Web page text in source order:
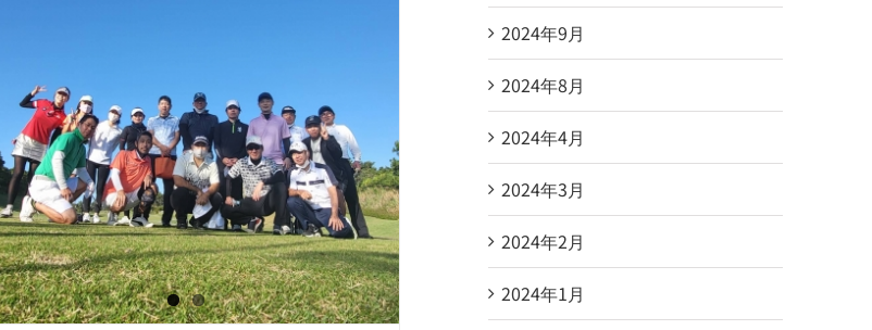
2024年9月
2024年8月
2024年4月
2024年3月
2024年2月
2024年1月